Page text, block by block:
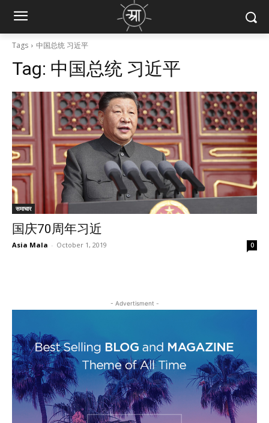
Tags 中国总统 习近平
Tag: 中国总统 习近平
समाचार
国庆70周年习近
Asia Mala - October 1, 2019 0
- Advertisment -